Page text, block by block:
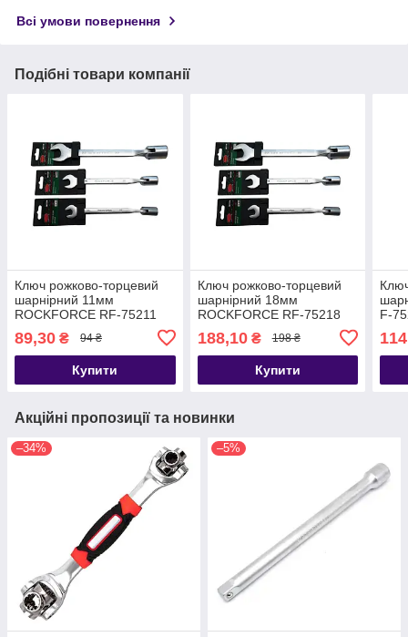
Всі умови повернення
Подібні товари компанії
Ключ рожково-торцевий
шарнірний 11мм
ROCKFORCE RF-75211
89,30 ₴ 94 ₴
Купити
Ключ рожково-торцевий
шарнірний 18мм
ROCKFORCE RF-75218
188,10₴ 198 ₴
Купити
F-
Акційні пропозиції та новинки
–34% –5%